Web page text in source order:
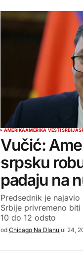
AMERIKAAMERIKA VESTISRBIJA
Vučić:
srpsku
padaju na
Predsednik je
Srbije privremeno
10 do 12 odsto
od Chicago Na Dlanujul 24,